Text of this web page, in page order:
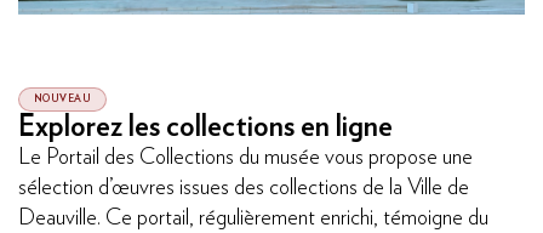
NOUVEAU
Explorez les collections en ligne
Le Portail des Collections du musée vous propose une
sélection d’œuvres issues des collections de la Ville de
Deauville. Ce portail, régulièrement enrichi, témoigne du